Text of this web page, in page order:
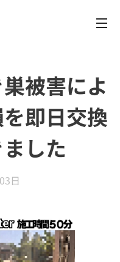
巣被害によ
即日交換
した
日